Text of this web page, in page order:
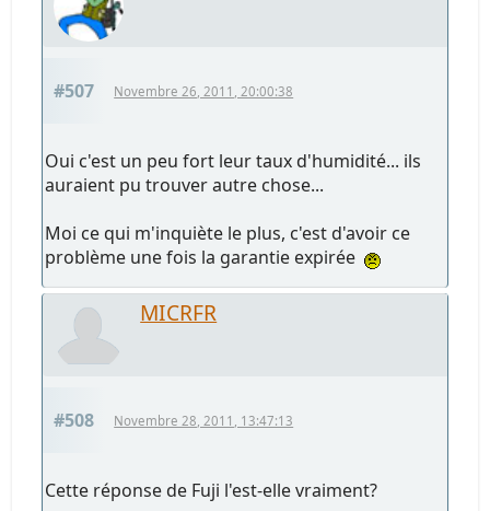
#507 Novembre 26, 2011, 20:00:38
Oui c'est un peu fort leur taux d'humidité... ils
auraient pu trouver autre chose...
Moi ce qui m'inquiète le plus, c'est d'avoir ce
problème une fois la garantie expirée
MICRFR
#508 Novembre 28, 2011, 13:47:13
Cette réponse de Fuji l'est-elle vraiment?